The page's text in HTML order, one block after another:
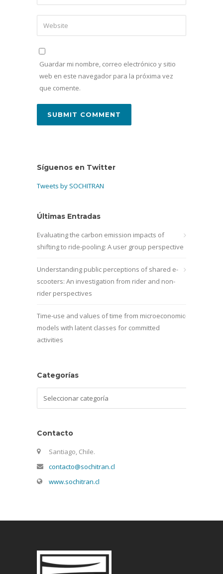
Guardar mi nombre, correo electrónico y sitio
web en este navegador para la próxima vez
que comente.
Síguenos en Twitter
Tweets by SOCHITRAN
Últimas Entradas
Evaluating the carbon emission impacts of
shifting to ride-pooling: A user group perspective
Understanding public perceptions of shared e-
scooters: An investigation from rider and non-
rider perspectives
Time-use and values of time from microeconomic
models with latent classes for committed
activities
Categorías
Contacto
Santiago, Chile.
contacto@sochitran.cl
www.sochitran.cl